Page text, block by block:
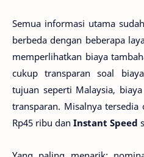
Semua informasi utama
berbeda dengan beberapa
memperlihatkan biaya
cukup transparan soal
tujuan seperti Malaysia,
transparan. Misalnya tersedia
Rp45 ribu dan Instant Speed